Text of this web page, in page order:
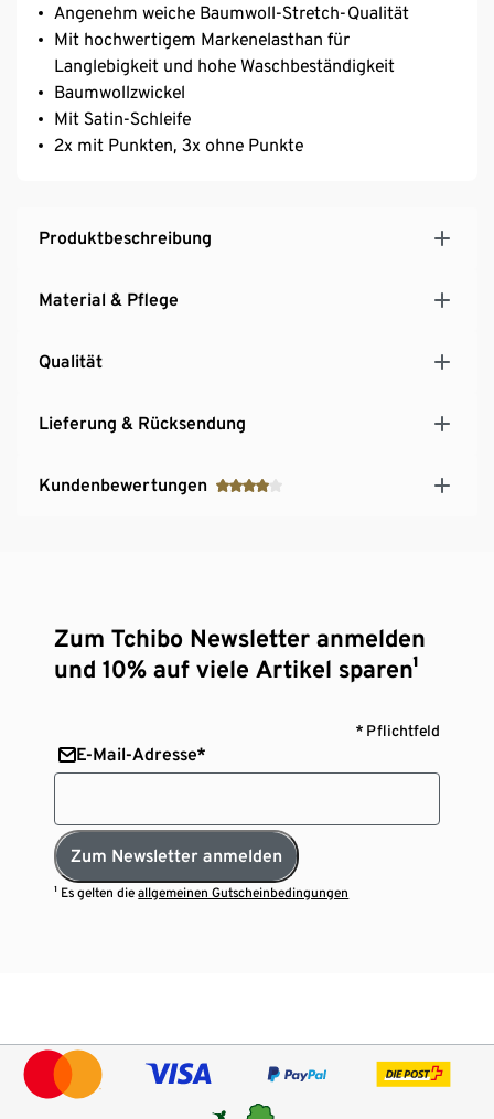
Angenehm weiche Baumwoll-Stretch-Qualität
Mit hochwertigem Markenelasthan für
Langlebigkeit und hohe Waschbeständigkeit
Baumwollzwickel
Mit Satin-Schleife
2x mit Punkten, 3x ohne Punkte
Produktbeschreibung
Material & Pflege
Qualität
Lieferung & Rücksendung
Kundenbewertungen
Zum Tchibo Newsletter anmelden
und 10% auf viele Artikel sparen¹
* Pflichtfeld
E-Mail-Adresse*
Zum Newsletter anmelden
¹ Es gelten dieallgemeinen Gutscheinbedingungen